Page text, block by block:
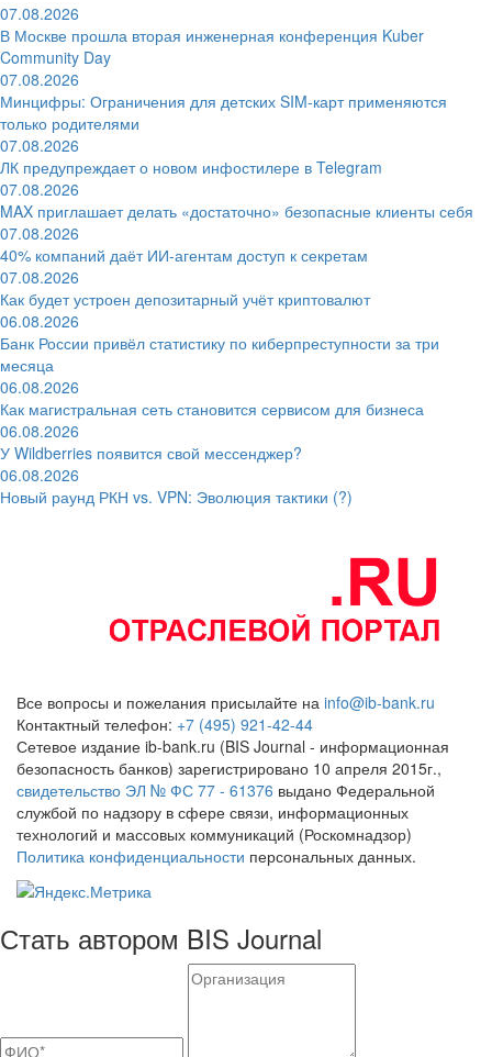
07.08.2026
В Москве прошла вторая инженерная конференция Kuber
Community Day
07.08.2026
Минцифры: Ограничения для детских SIM-карт применяются
только родителями
07.08.2026
ЛК предупреждает о новом инфостилере в Telegram
07.08.2026
MAX приглашает делать «достаточно» безопасные клиенты себя
07.08.2026
40% компаний даёт ИИ‑агентам доступ к секретам
07.08.2026
Как будет устроен депозитарный учёт криптовалют
06.08.2026
Банк России привёл статистику по киберпреступности за три
месяца
06.08.2026
Как магистральная сеть становится сервисом для бизнеса
06.08.2026
У Wildberries появится свой мессенджер?
06.08.2026
Новый раунд РКН vs. VPN: Эволюция тактики (?)
Все вопросы и пожелания присылайте на info@ib-bank.ru
Контактный телефон: +7 (495) 921-42-44
Сетевое издание ib-bank.ru (BIS Journal - информационная
безопасность банков) зарегистрировано 10 апреля 2015г.,
свидетельство ЭЛ № ФС 77 - 61376 выдано Федеральной
службой по надзору в сфере связи, информационных
технологий и массовых коммуникаций (Роскомнадзор)
Политика конфиденциальности персональных данных.
Стать автором BIS Journal